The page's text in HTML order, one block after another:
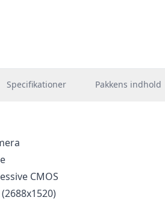
Specifikationer Pakkens indhold
CMOS